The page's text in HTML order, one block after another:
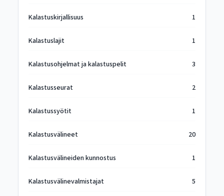
Kalastuskirjallisuus 1
Kalastuslajit 1
Kalastusohjelmat ja kalastuspelit 3
Kalastusseurat 2
Kalastussyötit 1
Kalastusvälineet 20
Kalastusvälineiden kunnostus 1
Kalastusvälinevalmistajat 5